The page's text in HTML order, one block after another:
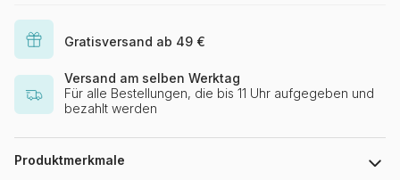
Gratisversand ab 49 €
Versand am selben Werktag
Für alle Bestellungen, die bis 11 Uhr aufgegeben und
bezahlt werden
Produktmerkmale